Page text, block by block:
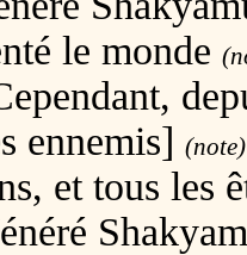
le monde
ennemis] (note)
et tous les